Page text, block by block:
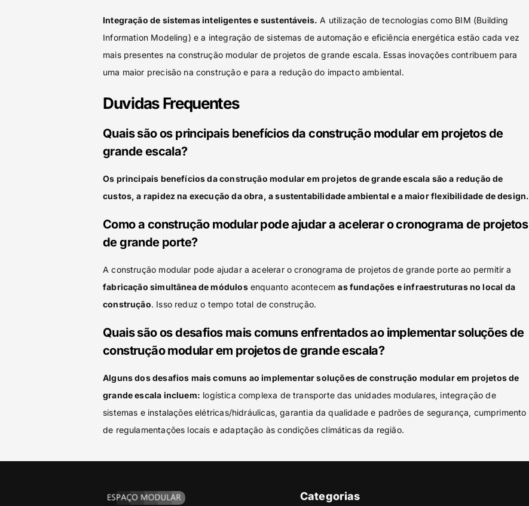
Integração de sistemas inteligentes e sustentáveis. A utilização de tecnologias como BIM (Building
Information Modeling) e a integração de sistemas de automação e eficiência energética estão cada vez
mais presentes na construção modular de projetos de grande escala. Essas inovações contribuem para
uma maior precisão na construção e para a redução do impacto ambiental.
Duvidas Frequentes
Quais são os principais benefícios da construção modular em projetos de
grande escala?
Os principais benefícios da construção modular em projetos de grande escala são a redução de
custos, a rapidez na execução da obra, a sustentabilidade ambiental e a maior flexibilidade de design.
Como a construção modular pode ajudar a acelerar o cronograma de projetos
de grande porte?
A construção modular pode ajudar a acelerar o cronograma de projetos de grande porte ao permitir a
fabricação simultânea de módulosenquanto acontecemas fundações e infraestruturas no local da
construção. Isso reduz o tempo total de construção.
Quais são os desafios mais comuns enfrentados ao implementar soluções de
construção modular em projetos de grande escala?
Alguns dos desafios mais comuns ao implementar soluções de construção modular em projetos de
grande escala incluem: logística complexa de transporte das unidades modulares, integração de
sistemas e instalações elétricas/hidráulicas, garantia da qualidade e padrões de segurança, cumprimento
de regulamentações locais e adaptação às condições climáticas da região.
Categorias